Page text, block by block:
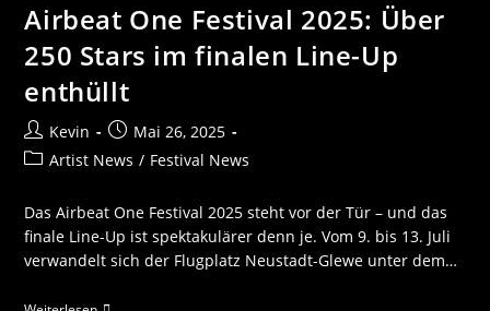
Airbeat One Festival 2025: Über
250 Stars im finalen Line-Up
enthüllt
Kevin
Mai 26, 2025
Artist News / Festival News
Das Airbeat One Festival 2025 steht vor der Tür – und das
finale Line-Up ist spektakulärer denn je. Vom 9. bis 13. Juli
verwandelt sich der Flugplatz Neustadt-Glewe unter dem…